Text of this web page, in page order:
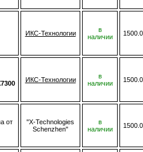
ИКС-Технологии
в
наличии
ИКС-Технологии
в
наличии
от
"X-Technologies
Schenzhen"
в
наличии